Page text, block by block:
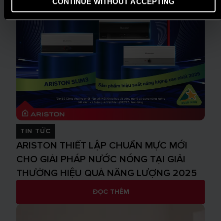
TIN TỨC
ARISTON THIẾT LẬP CHUẨN MỰC MỚI
CHO GIẢI PHÁP NƯỚC NÓNG TẠI GIẢI
THƯỞNG HIỆU QUẢ NĂNG LƯỢNG 2025
ĐỌC THÊM